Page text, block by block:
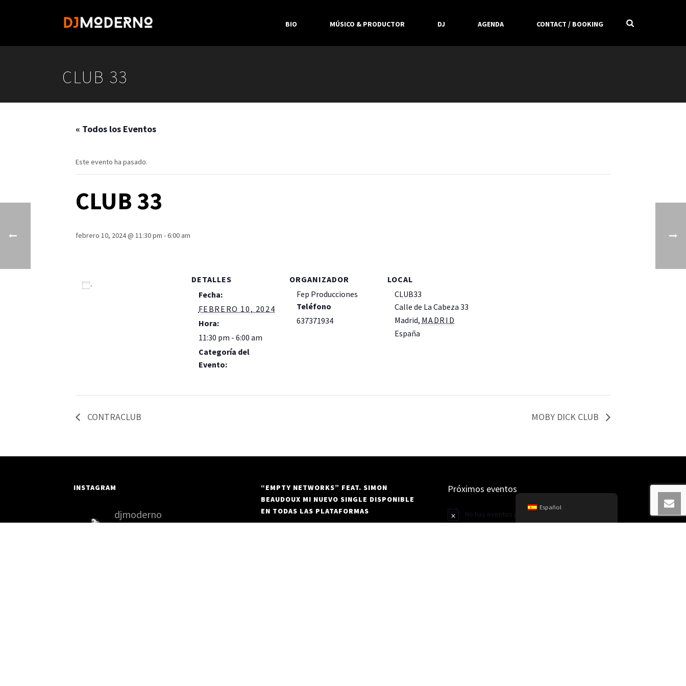
BIO MÚSICO & PRODUCTOR DJ AGENDA CONTACT / BOOKING
CLUB 33
« Todos los Eventos
Este evento ha pasado.
CLUB 33
febrero 10, 2024 @ 11:30 pm -6:00 am
DETALLES
Fecha:
FEBRERO 10, 2024
Hora:
11:30 pm - 6:00 am
Categoría del
Evento:
ORGANIZADOR
Fep Producciones
Teléfono
637371934
LOCAL
CLUB33
Calle de La Cabeza 33
Madrid, MADRID
España
CONTRACLUB MOBY DICK CLUB
INSTAGRAM
djmoderno
“EMPTY NETWORKS” FEAT. SIMON
BEAUDOUX MI NUEVO SINGLE DISPONIBLE
EN TODAS LAS PLATAFORMAS
Próximos eventos
Aviso No hay eventos programados.
Español